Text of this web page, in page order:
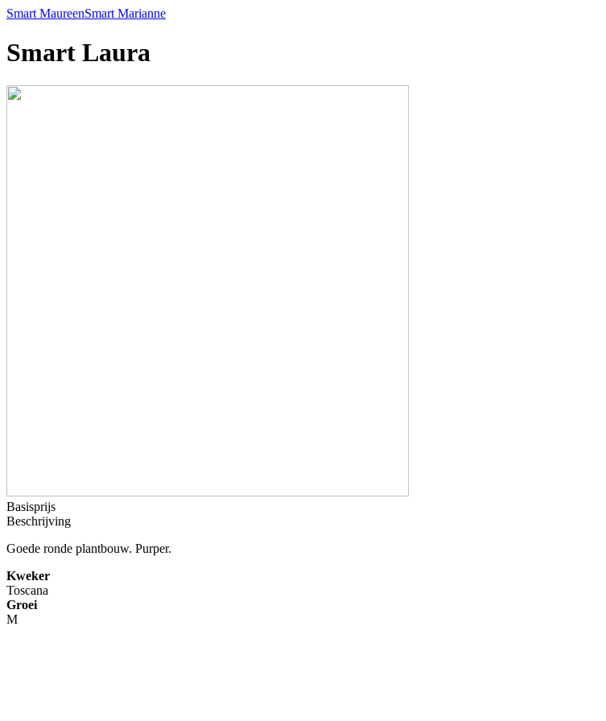
Smart MaureenSmart Marianne
Smart Laura
Basisprijs
Beschrijving
Goede ronde plantbouw. Purper.
Kweker
Toscana
Groei
M